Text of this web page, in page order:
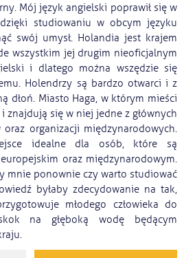
Mój język angielski poprawił się w
studiowaniu w obcym języku
swój umysł. Holandia jest krajem
wszystkim jej drugim nieoficjalnym
i dlatego można wszędzie się
Holendrzy są bardzo otwarci i z
dłoń. Miasto Haga, w którym mieści
znajdują się w niej jedne z głównych
organizacji międzynarodowych.
idealne dla osób, które są
oraz międzynarodowym.
mnie ponownie czy warto studiować
byłaby zdecydowanie na tak,
młodego człowieka do
na głęboką wodę będącym